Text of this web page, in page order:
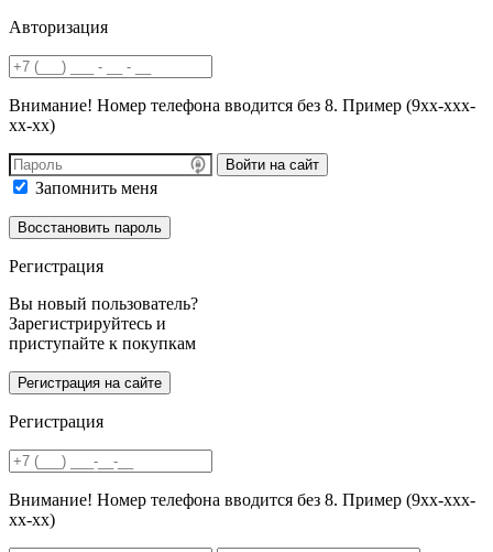
Авторизация
Внимание! Номер телефона вводится без 8. Пример (9хх-ххх-
хх-хх)
Войти на сайт
Запомнить меня
Регистрация
Вы новый пользователь?
Зарегистрируйтесь и
приступайте к покупкам
Регистрация
Внимание! Номер телефона вводится без 8. Пример (9хх-ххх-
хх-хх)